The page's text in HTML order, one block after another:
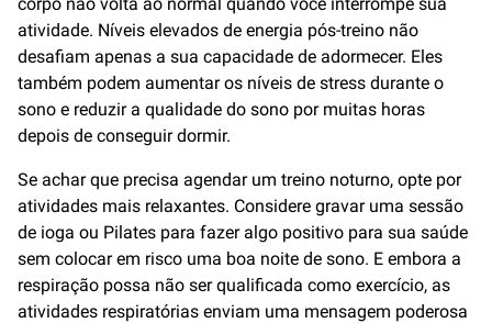
atividade. Níveis elevados de energia pós-treino não
desafiam apenas a sua capacidade de adormecer. Eles
também podem aumentar os níveis de stress durante o
sono e reduzir a qualidade do sono por muitas horas
depois de conseguir dormir.
Se achar que precisa agendar um treino noturno, opte por
atividades mais relaxantes. Considere gravar uma sessão
de ioga ou Pilates para fazer algo positivo para sua saúde
sem colocar em risco uma boa noite de sono. E embora a
respiração possa não ser qualificada como exercício, as
atividades respiratórias enviam uma mensagem poderosa